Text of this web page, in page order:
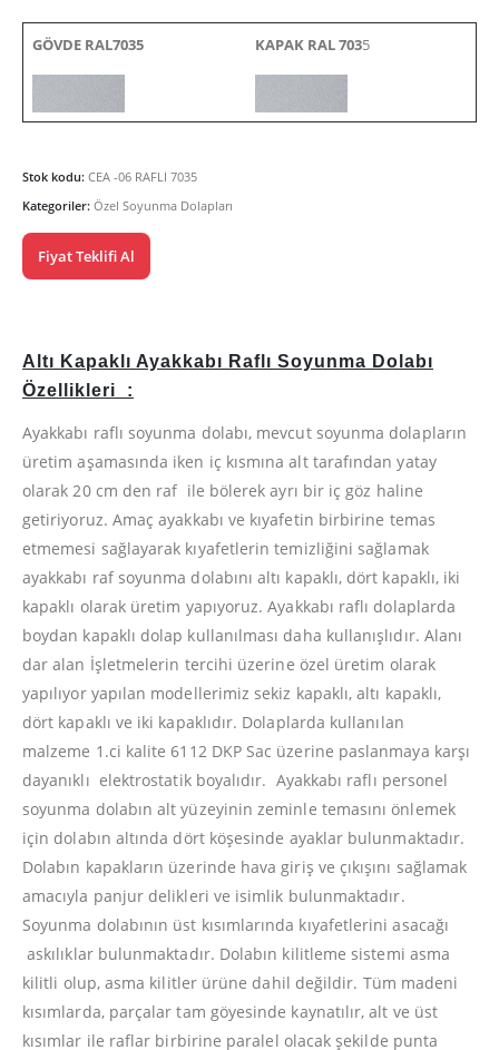
GÖVDE RAL7035 KAPAK RAL 7035
Stok kodu: CEA -06 RAFLI 7035
Kategoriler: Özel Soyunma Dolapları
Fiyat Teklifi Al
Altı Kapaklı Ayakkabı Raflı Soyunma Dolabı
Özellikleri :
Ayakkabı raflı soyunma dolabı, mevcut soyunma dolapların
üretim aşamasında iken iç kısmına alt tarafından yatay
olarak 20 cm den raf ile bölerek ayrı bir iç göz haline
getiriyoruz. Amaç ayakkabı ve kıyafetin birbirine temas
etmemesi sağlayarak kıyafetlerin temizliğini sağlamak
ayakkabı raf soyunma dolabını altı kapaklı, dört kapaklı, iki
kapaklı olarak üretim yapıyoruz. Ayakkabı raflı dolaplarda
boydan kapaklı dolap kullanılması daha kullanışlıdır. Alanı
dar alan İşletmelerin tercihi üzerine özel üretim olarak
yapılıyor yapılan modellerimiz sekiz kapaklı, altı kapaklı,
dört kapaklı ve iki kapaklıdır. Dolaplarda kullanılan
malzeme 1.ci kalite 6112 DKP Sac üzerine paslanmaya karşı
dayanıklı elektrostatik boyalıdır. Ayakkabı raflı personel
soyunma dolabın alt yüzeyinin zeminle temasını önlemek
için dolabın altında dört köşesinde ayaklar bulunmaktadır.
Dolabın kapakların üzerinde hava giriş ve çıkışını sağlamak
amacıyla panjur delikleri ve isimlik bulunmaktadır.
Soyunma dolabının üst kısımlarında kıyafetlerini asacağı
askılıklar bulunmaktadır. Dolabın kilitleme sistemi asma
kilitli olup, asma kilitler ürüne dahil değildir. Tüm madeni
kısımlarda, parçalar tam göyesinde kaynatılır, alt ve üst
kısımlar ile raflar birbirine paralel olacak şekilde punta